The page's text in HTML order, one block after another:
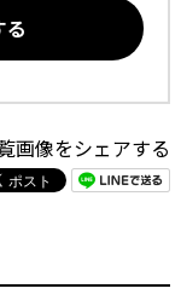
る
画像をシェアする